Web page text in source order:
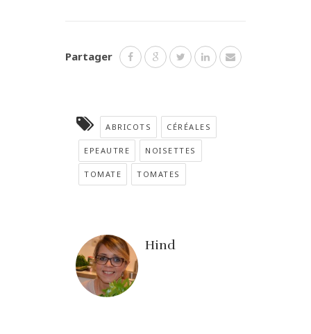
Partager
ABRICOTS CÉRÉALES
EPEAUTRE NOISETTES
TOMATE TOMATES
Hind